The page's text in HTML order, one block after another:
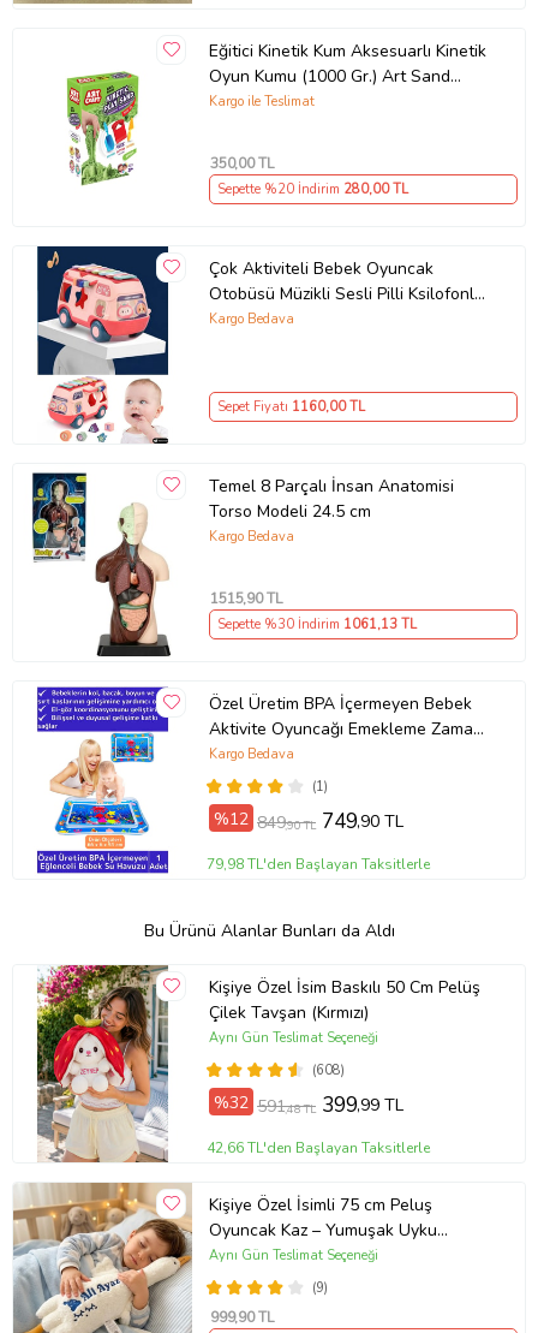
Eğitici Kinetik Kum Aksesuarlı Kinetik
Oyun Kumu (1000 Gr.) Art Sand
Kumu-YEŞİL
Kargo ile Teslimat
350,00 TL
Sepette %20 İndirim 280,00 TL
Çok Aktiviteli Bebek Oyuncak
Otobüsü Müzikli Sesli Pilli Ksilofonlu
Bultaklı Eğitici Bebek Aktivite
Kargo Bedava
Sepet Fiyatı 1160,00 TL
Temel 8 Parçalı İnsan Anatomisi
Torso Modeli 24.5 cm
Kargo Bedava
1515,90 TL
Sepette %30 İndirim 1061,13 TL
Özel Üretim BPA İçermeyen Bebek
Aktivite Oyuncağı Emekleme Zamanı
Yatak Minder Su Oyun Matı
(1)
Kargo Bedava
%12 849,90 TL 749,90 TL
79,98 TL'den Başlayan Taksitlerle
Bu Ürünü Alanlar Bunları da Aldı
Kişiye Özel İsim Baskılı 50 Cm Pelüş
Çilek Tavşan (Kırmızı)
(608)
Aynı Gün Teslimat Seçeneği
%32 591,48 TL 399,99 TL
42,66 TL'den Başlayan Taksitlerle
Kişiye Özel İsimli 75 cm Peluş
Oyuncak Kaz – Yumuşak Uyku
Arkadaşı Kız Erkek Çocuğa Kuzene
Hediye Doğum Günü Bebek Hediyesi
(Beyaz-Mavi)
(9)
Aynı Gün Teslimat Seçeneği
999,90 TL